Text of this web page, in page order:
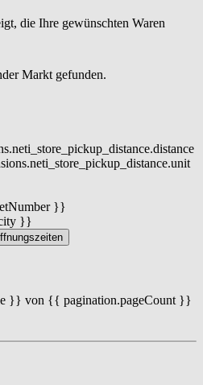
die Ihre gewünschten Waren
Markt gefunden.
}}
}}
}} von {{ pagination.pageCount }}